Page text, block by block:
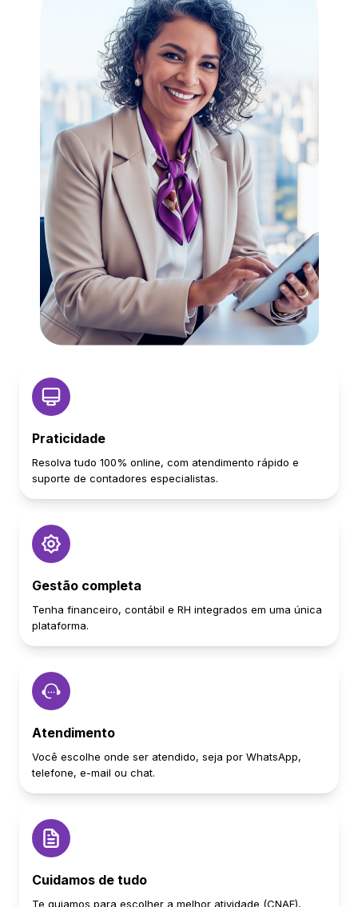
Praticidade
Resolva tudo 100% online, com atendimento rápido e
suporte de contadores especialistas.
Gestão completa
Tenha financeiro, contábil e RH integrados em uma única
plataforma.
Atendimento
Você escolhe onde ser atendido, seja por WhatsApp,
telefone, e-mail ou chat.
Cuidamos de tudo
Te guiamos para escolher a melhor atividade (CNAE),